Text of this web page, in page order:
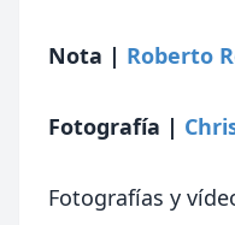
Nota | Roberto
Fotografía |
Fotografías y